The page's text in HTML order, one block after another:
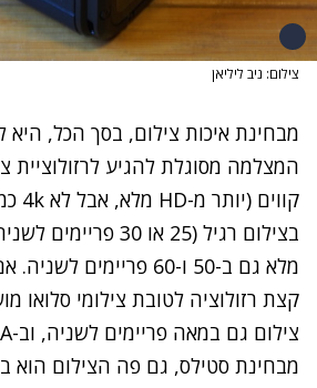
צילום: ניב ליליאן
מבחינת איכות צילום, בסך הכל, היא
מלא גם ב-50 ו-60
מבחינת סטילס, גם פה הצילום הוא